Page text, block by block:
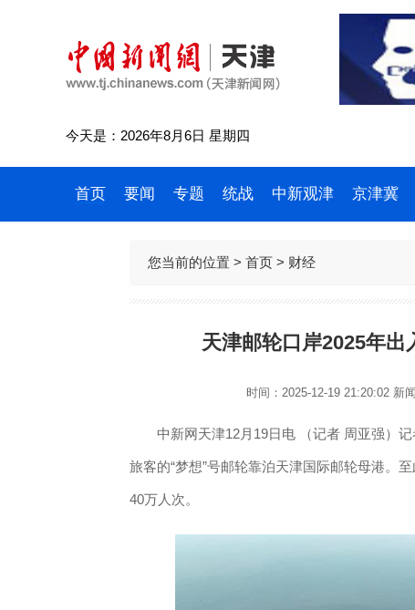
今天是：2026年8月6日 星期四
首页 要闻 专题 统战 中新观津 京津冀
您当前的位置 > 首页 > 财经
天津邮轮口岸2025年
时间：2025-12-19 21:20:02 新
中新网天津12月19日电 （记者 周亚强）记
旅客的“梦想”号邮轮靠泊天津国际邮轮母港。
40万人次。